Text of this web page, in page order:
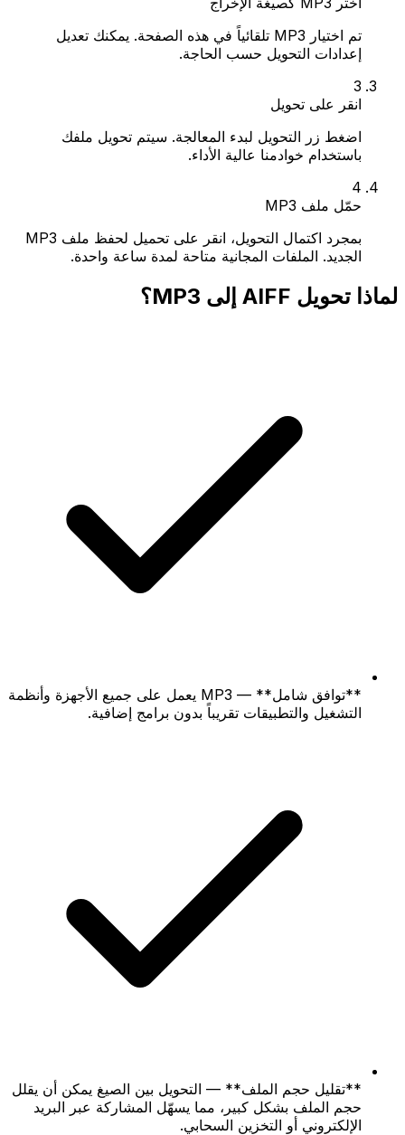
تم اختيار MP3 تلقائياً في هذه الصفحة. يمكنك تعديل
إعدادات التحويل حسب الحاجة.
3
انقر على تحويل
اضغط زر التحويل لبدء المعالجة. سيتم تحويل ملفك
باستخدام خوادمنا عالية الأداء.
4
حمّل ملف MP3
بمجرد اكتمال التحويل، انقر على تحميل لحفظ ملف MP3
الجديد. الملفات المجانية متاحة لمدة ساعة واحدة.
لماذا تحويل AIFF إلى MP3؟
**توافق شامل** — MP3 يعمل على جميع الأجهزة وأنظمة
التشغيل والتطبيقات تقريباً بدون برامج إضافية.
**تقليل حجم الملف** — التحويل بين الصيغ يمكن أن يقلل
حجم الملف بشكل كبير، مما يسهّل المشاركة عبر البريد
الإلكتروني أو التخزين السحابي.